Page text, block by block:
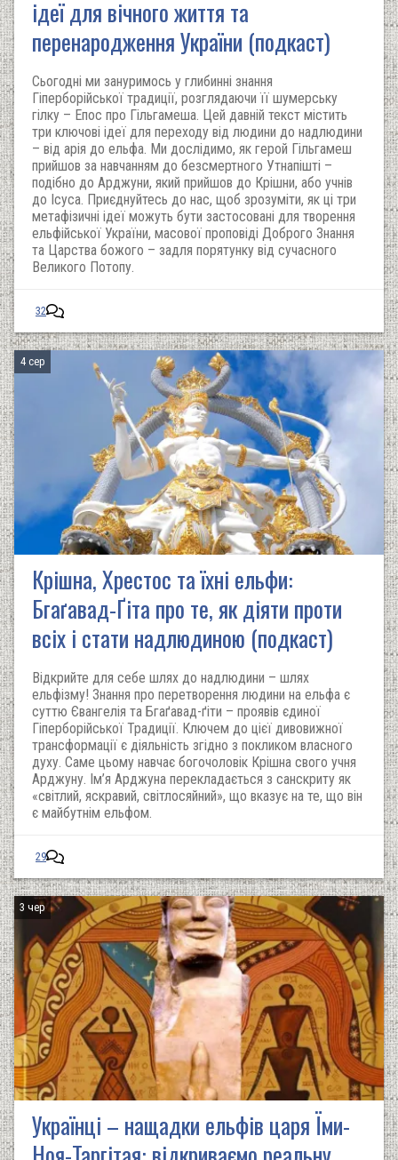
ідеї для вічного життя та
перенародження України (подкаст)
Сьогодні ми зануримось у глибинні знання
Гіперборійської традиції, розглядаючи її шумерську
гілку – Епос про Гільгамеша. Цей давній текст містить
три ключові ідеї для переходу від людини до надлюдини
– від арія до ельфа. Ми дослідимо, як герой Гільгамеш
прийшов за навчанням до безсмертного Утнапішті –
подібно до Арджуни, який прийшов до Крішни, або учнів
до Ісуса. Приєднуйтесь до нас, щоб зрозуміти, як ці три
метафізичні ідеї можуть бути застосовані для творення
ельфійської України, масової проповіді Доброго Знання
та Царства божого – задля порятунку від сучасного
Великого Потопу.
32
4 сер
Крішна, Хрестос та їхні ельфи:
Бгаґавад-Ґіта про те, як діяти проти
всіх і стати надлюдиною (подкаст)
Відкрийте для себе шлях до надлюдини – шлях
ельфізму! Знання про перетворення людини на ельфа є
суттю Євангелія та Бгаґавад-ґіти – проявів єдиної
Гіперборійської Традиції. Ключем до цієї дивовижної
трансформації є діяльність згідно з покликом власного
духу. Саме цьому навчає богочоловік Крішна свого учня
Арджуну. Ім’я Арджуна перекладається з санскриту як
«світлий, яскравий, світлосяйний», що вказує на те, що він
є майбутнім ельфом.
29
3 чер
Українці – нащадки ельфів царя Їми-